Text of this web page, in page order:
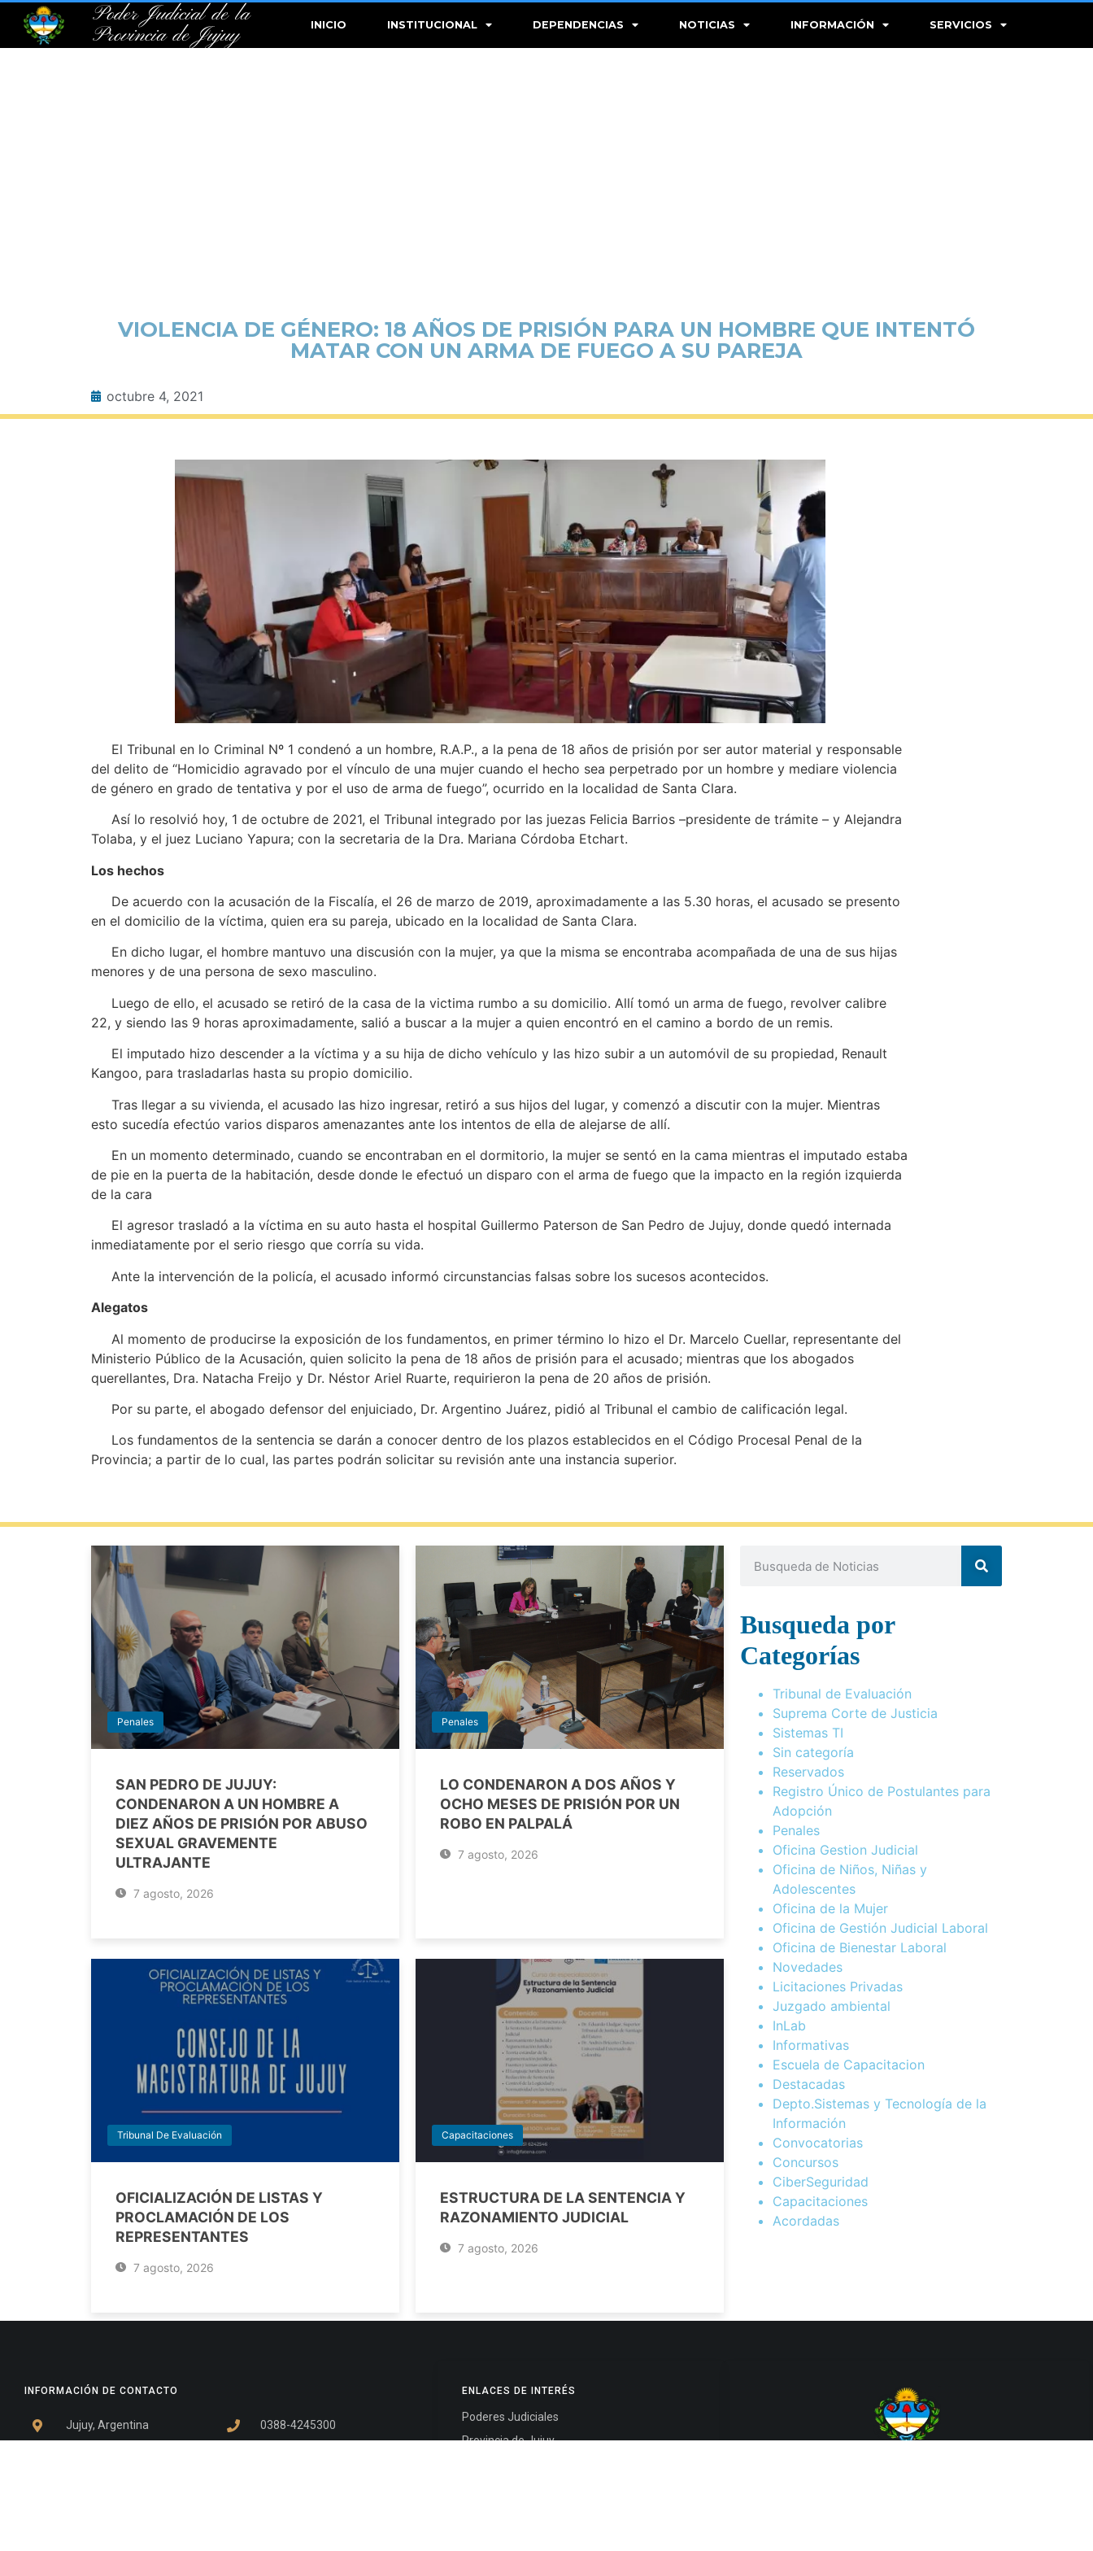
Poder Judicial de la
Provincia de Jujuy
INICIO INSTITUCIONAL DEPENDENCIAS NOTICIAS INFORMACIÓN SERVICIOS
VIOLENCIA DE GÉNERO: 18 AÑOS DE PRISIÓN PARA UN HOMBRE QUE INTENTÓ
MATAR CON UN ARMA DE FUEGO A SU PAREJA
octubre 4, 2021
El Tribunal en lo Criminal Nº 1 condenó a un hombre, R.A.P., a la pena de 18 años de prisión por ser autor material y responsable
del delito de “Homicidio agravado por el vínculo de una mujer cuando el hecho sea perpetrado por un hombre y mediare violencia
de género en grado de tentativa y por el uso de arma de fuego”, ocurrido en la localidad de Santa Clara.
Así lo resolvió hoy, 1 de octubre de 2021, el Tribunal integrado por las juezas Felicia Barrios –presidente de trámite – y Alejandra
Tolaba, y el juez Luciano Yapura; con la secretaria de la Dra. Mariana Córdoba Etchart.
Los hechos
De acuerdo con la acusación de la Fiscalía, el 26 de marzo de 2019, aproximadamente a las 5.30 horas, el acusado se presento
en el domicilio de la víctima, quien era su pareja, ubicado en la localidad de Santa Clara.
En dicho lugar, el hombre mantuvo una discusión con la mujer, ya que la misma se encontraba acompañada de una de sus hijas
menores y de una persona de sexo masculino.
Luego de ello, el acusado se retiró de la casa de la victima rumbo a su domicilio. Allí tomó un arma de fuego, revolver calibre
22, y siendo las 9 horas aproximadamente, salió a buscar a la mujer a quien encontró en el camino a bordo de un remis.
El imputado hizo descender a la víctima y a su hija de dicho vehículo y las hizo subir a un automóvil de su propiedad, Renault
Kangoo, para trasladarlas hasta su propio domicilio.
Tras llegar a su vivienda, el acusado las hizo ingresar, retiró a sus hijos del lugar, y comenzó a discutir con la mujer. Mientras
esto sucedía efectúo varios disparos amenazantes ante los intentos de ella de alejarse de allí.
En un momento determinado, cuando se encontraban en el dormitorio, la mujer se sentó en la cama mientras el imputado estaba
de pie en la puerta de la habitación, desde donde le efectuó un disparo con el arma de fuego que la impacto en la región izquierda
de la cara
El agresor trasladó a la víctima en su auto hasta el hospital Guillermo Paterson de San Pedro de Jujuy, donde quedó internada
inmediatamente por el serio riesgo que corría su vida.
Ante la intervención de la policía, el acusado informó circunstancias falsas sobre los sucesos acontecidos.
Alegatos
Al momento de producirse la exposición de los fundamentos, en primer término lo hizo el Dr. Marcelo Cuellar, representante del
Ministerio Público de la Acusación, quien solicito la pena de 18 años de prisión para el acusado; mientras que los abogados
querellantes, Dra. Natacha Freijo y Dr. Néstor Ariel Ruarte, requirieron la pena de 20 años de prisión.
Por su parte, el abogado defensor del enjuiciado, Dr. Argentino Juárez, pidió al Tribunal el cambio de calificación legal.
Los fundamentos de la sentencia se darán a conocer dentro de los plazos establecidos en el Código Procesal Penal de la
Provincia; a partir de lo cual, las partes podrán solicitar su revisión ante una instancia superior.
Penales
SAN PEDRO DE JUJUY:
CONDENARON A UN HOMBRE A
DIEZ AÑOS DE PRISIÓN POR ABUSO
SEXUAL GRAVEMENTE
ULTRAJANTE
7 agosto, 2026
Penales
LO CONDENARON A DOS AÑOS Y
OCHO MESES DE PRISIÓN POR UN
ROBO EN PALPALÁ
7 agosto, 2026
Tribunal De Evaluación
OFICIALIZACIÓN DE LISTAS Y
PROCLAMACIÓN DE LOS
REPRESENTANTES
7 agosto, 2026
Capacitaciones
ESTRUCTURA DE LA SENTENCIA Y
RAZONAMIENTO JUDICIAL
7 agosto, 2026
Busqueda por
Categorías
Tribunal de Evaluación
Suprema Corte de Justicia
Sistemas TI
Sin categoría
Reservados
Registro Único de Postulantes para
Adopción
Penales
Oficina Gestion Judicial
Oficina de Niños, Niñas y
Adolescentes
Oficina de la Mujer
Oficina de Gestión Judicial Laboral
Oficina de Bienestar Laboral
Novedades
Licitaciones Privadas
Juzgado ambiental
InLab
Informativas
Escuela de Capacitacion
Destacadas
Depto.Sistemas y Tecnología de la
Información
Convocatorias
Concursos
CiberSeguridad
Capacitaciones
Acordadas
INFORMACIÓN DE CONTACTO
Jujuy, Argentina
0388-4245300
ENLACES DE INTERÉS
Poderes Judiciales
Provincia de Jujuy